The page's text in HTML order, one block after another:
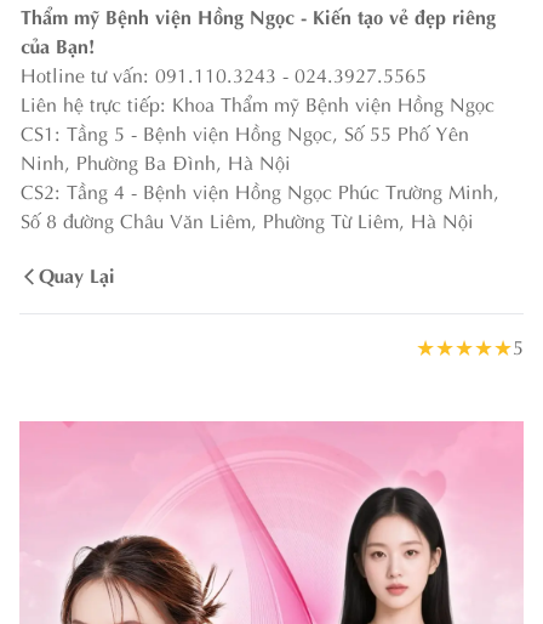
Thẩm mỹ Bệnh viện Hồng Ngọc - Kiến tạo vẻ đẹp riêng
của Bạn!
Hotline tư vấn: 091.110.3243 - 024.3927.5565
Liên hệ trực tiếp: Khoa Thẩm mỹ Bệnh viện Hồng Ngọc
CS1: Tầng 5 - Bệnh viện Hồng Ngọc, Số 55 Phố Yên
Ninh, Phường Ba Đình, Hà Nội
CS2: Tầng 4 - Bệnh viện Hồng Ngọc Phúc Trường Minh,
Số 8 đường Châu Văn Liêm, Phường Từ Liêm, Hà Nội
Quay Lại
★★★★★5